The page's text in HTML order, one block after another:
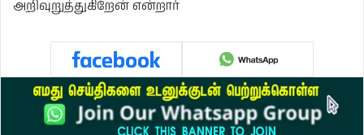
அறிவுறுத்துகிறேன் என்றார்